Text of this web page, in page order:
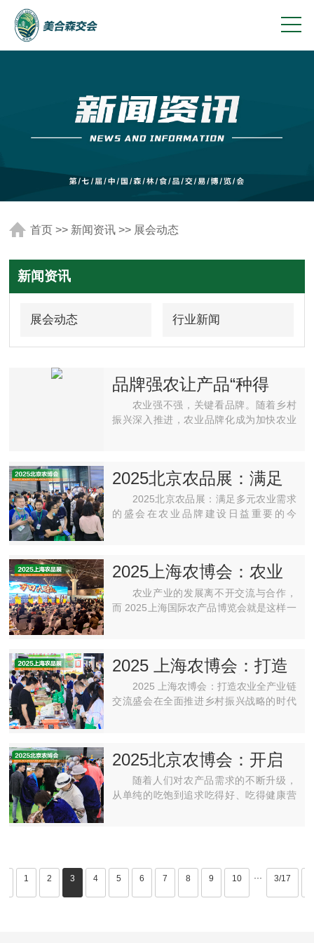
首页 >> 新闻资讯 >> 展会动态
新闻资讯
展会动态 行业新闻
品牌强农让产品“种得
好”“卖得火”，聚力打造
优质农产品品牌
农业强不强，关键看品牌。随着乡村
振兴深入推进，农业品牌化成为加快农业
2025北京农品展：满足
多元农业需求的盛会
2025北京农品展：满足多元农业需求
的盛会在农业品牌建设日益重要的今
2025上海农博会：农业
产业交流合作的绝佳平
台
农业产业的发展离不开交流与合作，
而 2025上海国际农产品博览会就是这样一
2025 上海农博会：打造
农业全产业链交流盛会
2025 上海农博会：打造农业全产业链
交流盛会在全面推进乡村振兴战略的时代
2025北京农博会：开启
农业多元精彩之旅
随着人们对农产品需求的不断升级，
从单纯的吃饱到追求吃得好、吃得健康营
1 2 3 4 5 6 7 8 9 10 ··· 3/17